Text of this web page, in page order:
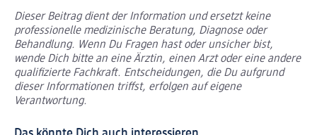
Dieser Beitrag dient der Information und ersetzt keine
professionelle medizinische Beratung, Diagnose oder
Behandlung. Wenn Du Fragen hast oder unsicher bist,
wende Dich bitte an eine Ärztin, einen Arzt oder eine andere
qualifizierte Fachkraft. Entscheidungen, die Du aufgrund
dieser Informationen triffst, erfolgen auf eigene
Verantwortung.